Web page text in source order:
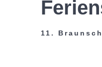
11.